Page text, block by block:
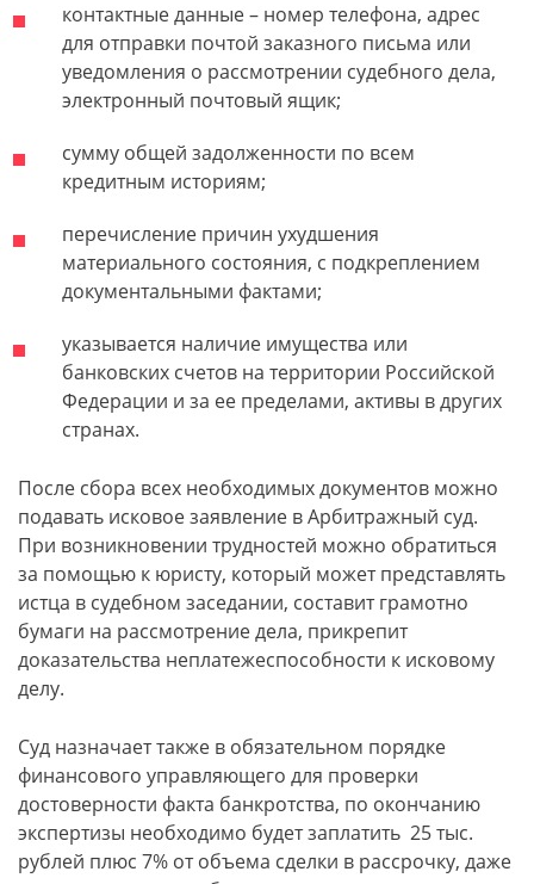
контактные данные – номер телефона, адрес
для отправки почтой заказного письма или
уведомления о рассмотрении судебного дела,
электронный почтовый ящик;
сумму общей задолженности по всем
кредитным историям;
перечисление причин ухудшения
материального состояния, с подкреплением
документальными фактами;
указывается наличие имущества или
банковских счетов на территории Российской
Федерации и за ее пределами, активы в других
странах.
После сбора всех необходимых документов можно
подавать исковое заявление в Арбитражный суд.
При возникновении трудностей можно обратиться
за помощью к юристу, который может представлять
истца в судебном заседании, составит грамотно
бумаги на рассмотрение дела, прикрепит
доказательства неплатежеспособности к исковому
делу.
Суд назначает также в обязательном порядке
финансового управляющего для проверки
достоверности факта банкротства, по окончанию
экспертизы необходимо будет заплатить 25 тыс.
рублей плюс 7% от объема сделки в рассрочку, даже